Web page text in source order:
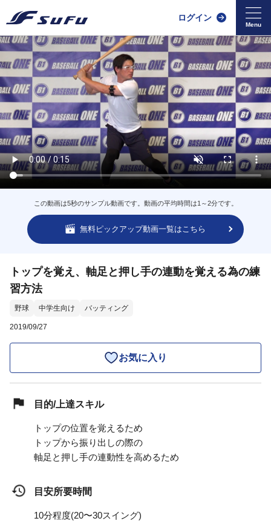
ログイン
この動画は5秒のサンプル動画です。動画の平均時間は1～2分です。
無料ピックアップ動画一覧はこちら
トップを覚え、軸足と押し手の連動を覚える為の練
習方法
野球 中学生向け バッティング
2019/09/27
お気に入り
目的/上達スキル
トップの位置を覚えるため
トップから振り出しの際の
軸足と押し手の連動性を高めるため
目安所要時間
10分程度(20〜30スイング)